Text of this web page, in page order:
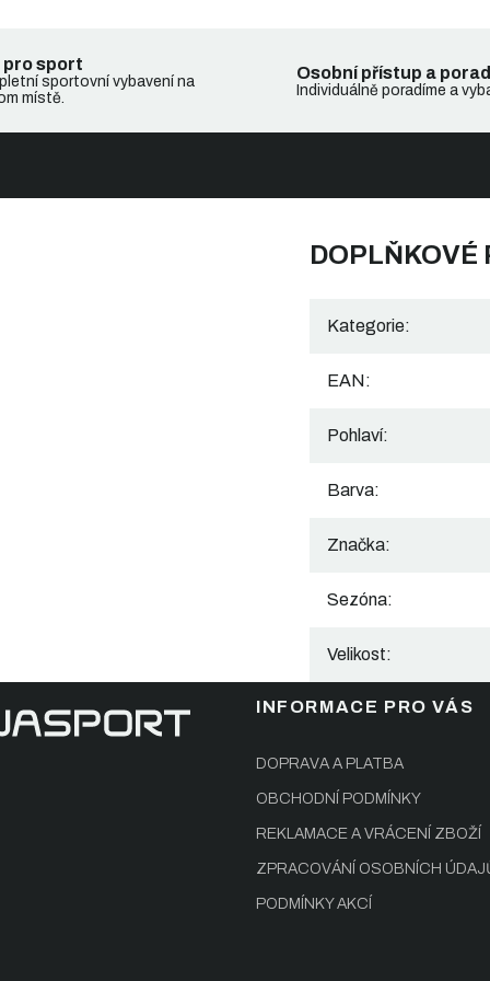
pro sport
sportovní vybavení na
místě.
Osobní přístup a
Individuálně poradíme a
DOPLŇKOVÉ
Kategorie:
EAN:
Pohlaví:
Barva:
Značka:
Sezóna:
Velikost:
INFORMACE PRO VÁS
DOPRAVA A PLATBA
OBCHODNÍ PODMÍNKY
REKLAMACE A VRÁCENÍ ZBOŽÍ
ZPRACOVÁNÍ OSOBNÍCH
PODMÍNKY AKCÍ